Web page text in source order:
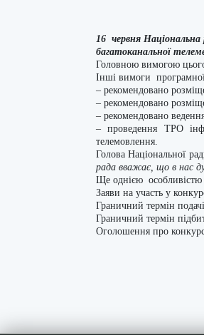
16 червня Національна
багатоканальної
Головною вимогою
Інші вимоги
– рекомендовано
– рекомендовано
– рекомендовано
– проведення ТРО
телемовлення.
Голова Національної
рада вважає, що в нас
Ще однією особливістю
Заяви на участь у
Граничний термін
Граничний термін
Оголошення про конкурс